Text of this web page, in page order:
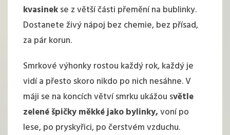
kvasinekse z větší části přemění na bublinky.
Dostanete živý nápoj bez chemie, bez přísad,
za pár korun.
Smrkové výhonky rostou každý rok, každý je
vidí a přesto skoro nikdo po nich nesáhne. V
máji se na koncích větví smrku ukážou světle
zelené špičky měkké jako bylinky,voní po
lese, po pryskyřici, po čerstvém vzduchu.